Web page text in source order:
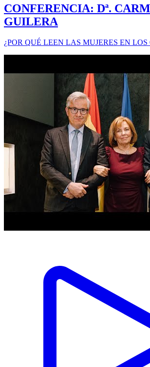
CONFERENCIA: Dª.
GUILERA
¿POR QUÉ LEEN LAS MUJERES EN